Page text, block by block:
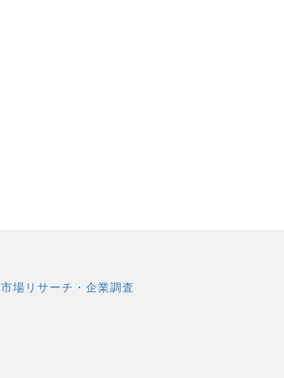
市場リサーチ・企業調査